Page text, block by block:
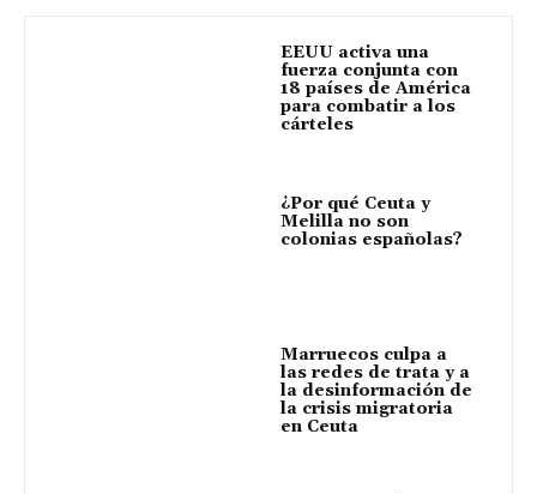
EEUU activa una
fuerza conjunta con
18 países de América
para combatir a los
cárteles
¿Por qué Ceuta y
Melilla no son
colonias españolas?
Marruecos culpa a
las redes de trata y a
la desinformación de
la crisis migratoria
en Ceuta